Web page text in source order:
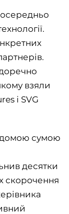
взяли
і SVG
сумою
десятки
скорочення